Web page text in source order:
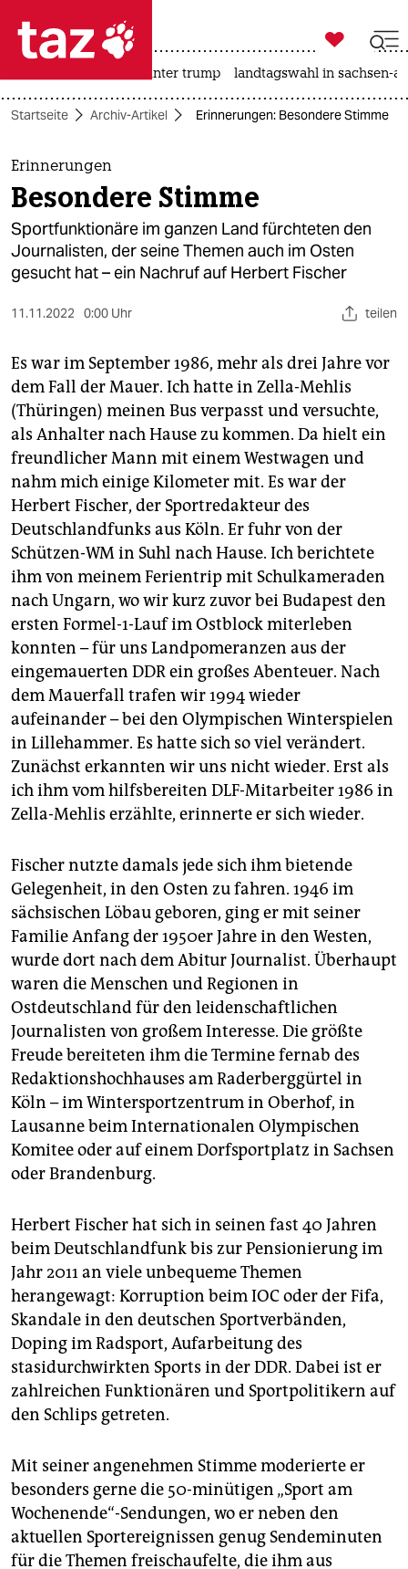
 taz zahl ich
taz zahl ich
themen
politik
öko
gesellschaft
sport
berlin
nord
wahrheit
verlag
verlag
veranstaltungen
shop
fragen & hilfe
unterstützen
abo
genossenschaft
epaper login

taz zahl ich
usa unter trump landtagswahl in sachsen-
Startseite Archiv-Artikel Erinnerungen: Besondere Stimme
Erinnerungen
Besondere Stimme
Sportfunktionäre im ganzen Land fürchteten den
Journalisten, der seine Themen auch im Osten
gesucht hat – ein Nachruf auf Herbert Fischer
11.11.2022 0:00 Uhr teilen
Es war im September 1986, mehr als drei Jahre vor
dem Fall der Mauer. Ich hatte in Zella-Mehlis
(Thüringen) meinen Bus verpasst und versuchte,
als Anhalter nach Hause zu kommen. Da hielt ein
freundlicher Mann mit einem Westwagen und
nahm mich einige Kilometer mit. Es war der
Herbert Fischer, der Sportredakteur des
Deutschlandfunks aus Köln. Er fuhr von der
Schützen-WM in Suhl nach Hause. Ich berichtete
ihm von meinem Ferientrip mit Schulkameraden
nach Ungarn, wo wir kurz zuvor bei Budapest den
ersten Formel-1-Lauf im Ostblock miterleben
konnten – für uns Landpomeranzen aus der
eingemauerten DDR ein großes Abenteuer. Nach
dem Mauerfall trafen wir 1994 wieder
aufeinander – bei den Olympischen Winterspielen
in Lillehammer. Es hatte sich so viel verändert.
Zunächst erkannten wir uns nicht wieder. Erst als
ich ihm vom hilfsbereiten DLF-Mitarbeiter 1986 in
Zella-Mehlis erzählte, erinnerte er sich wieder.
Fischer nutzte damals jede sich ihm bietende
Gelegenheit, in den Osten zu fahren. 1946 im
sächsischen Löbau geboren, ging er mit seiner
Familie Anfang der 1950er Jahre in den Westen,
wurde dort nach dem Abitur Journalist. Überhaupt
waren die Menschen und Regionen in
Ostdeutschland für den leidenschaftlichen
Journalisten von großem Interesse. Die größte
Freude bereiteten ihm die Termine fernab des
Redaktionshochhauses am Raderberggürtel in
Köln – im Wintersportzentrum in Oberhof, in
Lausanne beim Internationalen Olympischen
Komitee oder auf einem Dorfsportplatz in Sachsen
oder Brandenburg.
Herbert Fischer hat sich in seinen fast 40 Jahren
beim Deutschlandfunk bis zur Pensionierung im
Jahr 2011 an viele unbequeme Themen
herangewagt: Korruption beim IOC oder der Fifa,
Skandale in den deutschen Sportverbänden,
Doping im Radsport, Aufarbeitung des
stasidurchwirkten Sports in der DDR. Dabei ist er
zahlreichen Funktionären und Sportpolitikern auf
den Schlips getreten.
Mit seiner angenehmen Stimme moderierte er
besonders gerne die 50-minütigen „Sport am
Wochenende“-Sendungen, wo er neben den
aktuellen Sportereignissen genug Sendeminuten
für die Themen freischaufelte, die ihm aus